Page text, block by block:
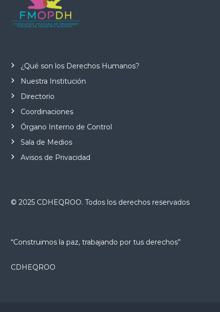
¿Qué son los Derechos Humanos?
Nuestra Institución
Directorio
Coordinaciones
Órgano Interno de Control
Sala de Medios
Avisos de Privacidad
© 2025 CDHEQROO. Todos los derechos reservados
“Construimos la paz, trabajando por tus derechos”
CDHEQROO